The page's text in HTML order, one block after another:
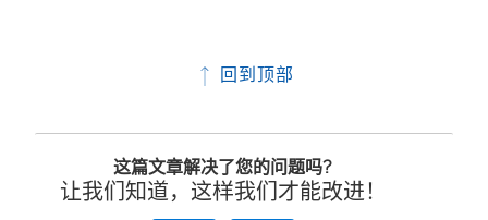
新
回到顶部
这篇文章解决了您的问题吗?
让我们知道，这样我们才能改进！